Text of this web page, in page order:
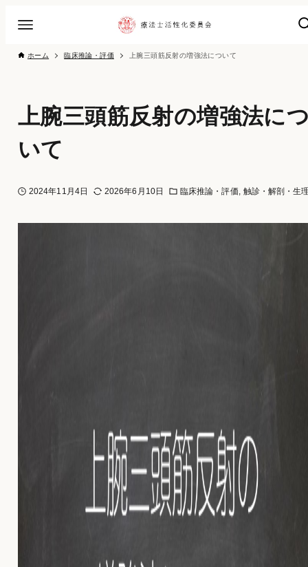
ホーム 臨床推論・評価 上腕三頭筋反射の増強法について
上腕三頭筋反射の増強法に
いて
2024年11月4日 2026年6月10日 臨床推論・評価 触診・解剖・生